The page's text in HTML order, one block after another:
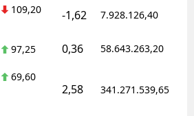
109,20 -1,62 7.928.126,40
97,25 0,36 58.643.263,20
69,60
2,58 341.271.539,65